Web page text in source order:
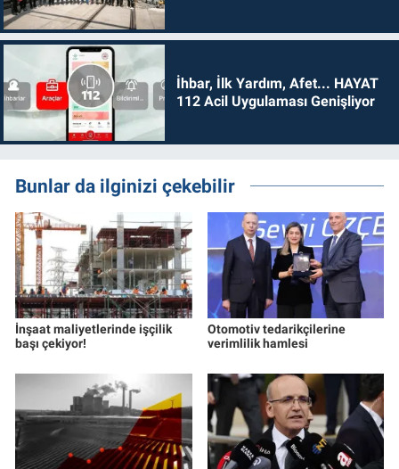
İhbar, İlk Yardım, Afet... HAYAT
112 Acil Uygulaması Genişliyor
Bunlar da ilginizi çekebilir
İnşaat maliyetlerinde işçilik
başı çekiyor!
Otomotiv tedarikçilerine
verimlilik hamlesi